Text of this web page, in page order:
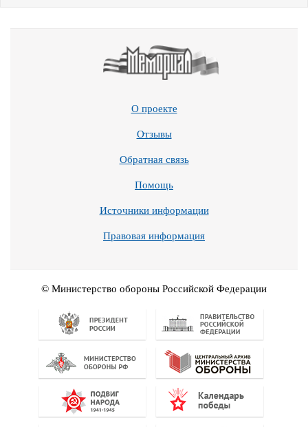
О проекте
Отзывы
Обратная связь
Помощь
Источники информации
Правовая информация
© Министерство обороны Российской Федерации